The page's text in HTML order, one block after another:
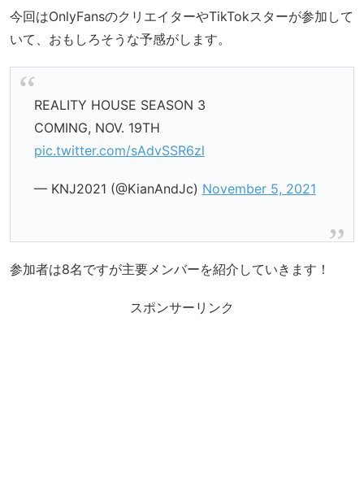
今回はOnlyFansのクリエイターやTikTokスターが参加して
いて、おもしろそうな予感がします。
REALITY HOUSE SEASON 3
COMING, NOV. 19TH
pic.twitter.com/sAdvSSR6zl
— KNJ2021 (@KianAndJc) November 5, 2021
参加者は8名ですが主要メンバーを紹介していきます！
スポンサーリンク